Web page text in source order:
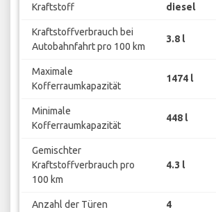
Kraftstoff diesel
Kraftstoffverbrauch bei
Autobahnfahrt pro 100 km
3.8 l
Maximale
Kofferraumkapazität
1474 l
Minimale
Kofferraumkapazität
448 l
Gemischter
Kraftstoffverbrauch pro
100 km
4.3 l
Anzahl der Türen 4